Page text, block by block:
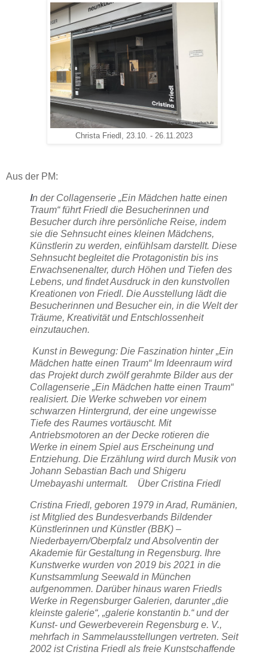
Christa Friedl, 23.10. - 26.11.2023
Aus der PM:
In der Collagenserie „Ein Mädchen hatte einen
Traum“ führt Friedl die Besucherinnen und
Besucher durch ihre persönliche Reise, indem
sie die Sehnsucht eines kleinen Mädchens,
Künstlerin zu werden, einfühlsam darstellt. Diese
Sehnsucht begleitet die Protagonistin bis ins
Erwachsenenalter, durch Höhen und Tiefen des
Lebens, und findet Ausdruck in den kunstvollen
Kreationen von Friedl. Die Ausstellung lädt die
Besucherinnen und Besucher ein, in die Welt der
Träume, Kreativität und Entschlossenheit
einzutauchen.
Kunst in Bewegung: Die Faszination hinter „Ein
Mädchen hatte einen Traum“ Im Ideenraum wird
das Projekt durch zwölf gerahmte Bilder aus der
Collagenserie „Ein Mädchen hatte einen Traum“
realisiert. Die Werke schweben vor einem
schwarzen Hintergrund, der eine ungewisse
Tiefe des Raumes vortäuscht. Mit
Antriebsmotoren an der Decke rotieren die
Werke in einem Spiel aus Erscheinung und
Entziehung. Die Erzählung wird durch Musik von
Johann Sebastian Bach und Shigeru
Umebayashi untermalt.
Über Cristina Friedl
Cristina Friedl, geboren 1979 in Arad, Rumänien,
ist Mitglied des Bundesverbands Bildender
Künstlerinnen und Künstler (BBK) –
Niederbayern/Oberpfalz und Absolventin der
Akademie für Gestaltung in Regensburg. Ihre
Kunstwerke wurden von 2019 bis 2021 in die
Kunstsammlung Seewald in München
aufgenommen. Darüber hinaus waren Friedls
Werke in Regensburger Galerien, darunter „die
kleinste galerie“, „galerie konstantin b.“ und der
Kunst- und Gewerbeverein Regensburg e. V.,
mehrfach in Sammelausstellungen vertreten. Seit
2002 ist Cristina Friedl als freie Kunstschaffende